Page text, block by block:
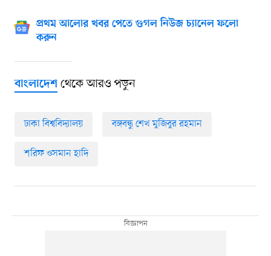
প্রথম আলোর খবর পেতে গুগল নিউজ চ্যানেল ফলো
করুন
বাংলাদেশথেকে আরও পড়ুন
ঢাকা বিশ্ববিদ্যালয় বঙ্গবন্ধু শেখ মুজিবুর রহমান
শরিফ ওসমান হাদি